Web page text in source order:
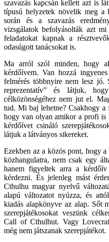
szavazás kapcsán kellett azt is
típusú helyzetek növelik meg a
során és a szavazás
vizsgálatok befolyásolták azt
feladatokat kapnak a
odasúgott tanácsokat is.
Ma arról szól minden, hogy
kérdőívem. Van hozzá
felmérés többnyire nem lesz jó.
reprezentatív” és látjuk,
célközönségéhez nem jut el.
tud. Mi baj lehetne? Csakhogy a
hogy van olyan amikor a profi is
kérdőívet csináló
látjuk a látványos sikereket.
Ezekben az a közös pont, hogy
közhangulatra, nem csak egy
hanem figyeltek arra a
kérdezni. És jelenleg mást
Cthulhu magyar nyelvű
alapú változatot nyúzza, és
kiadás alapkönyve az alap. Sőt
szerepjátékosokat veszünk
Call of Cthulhut. Vagy
még nem játszanak szerepjátékot.